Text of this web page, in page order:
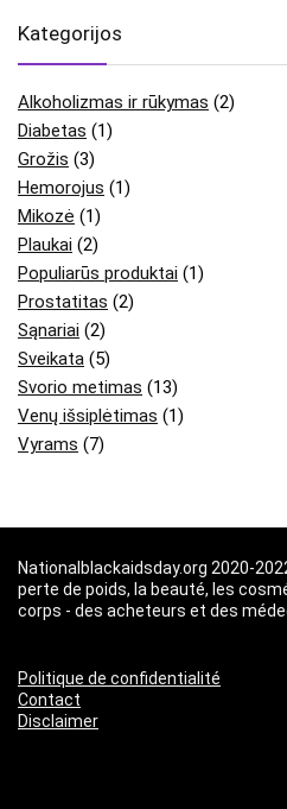
Kategorijos
Alkoholizmas ir rūkymas (2)
Diabetas (1)
Grožis (3)
Hemorojus (1)
Mikozė (1)
Plaukai (2)
Populiarūs produktai (1)
Prostatitas (2)
Sąnariai (2)
Sveikata (5)
Svorio metimas (13)
Venų išsiplėtimas (1)
Vyrams (7)
Nationalblackaidsday.org 2020-
perte de poids, la beauté, les
corps - des acheteurs et des
Politique de confidentialité
Contact
Disclaimer